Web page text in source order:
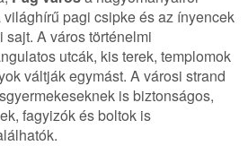
világhírű pagi csipke és az ínyencek
sajt. A város történelmi
utcák, kis terek, templomok
váltják egymást. A városi strand
is biztonságos,
fagyizók és boltok is